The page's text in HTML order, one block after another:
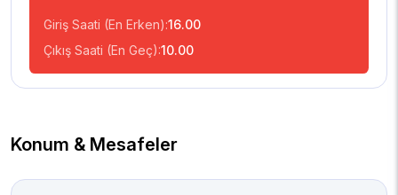
Giriş Saati (En Erken):16.00
Çıkış Saati (En Geç):10.00
Konum & Mesafeler